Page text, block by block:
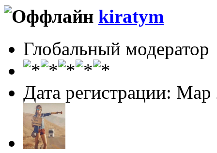
kiratym
Глобальный модератор
Дата регистрации: Мар